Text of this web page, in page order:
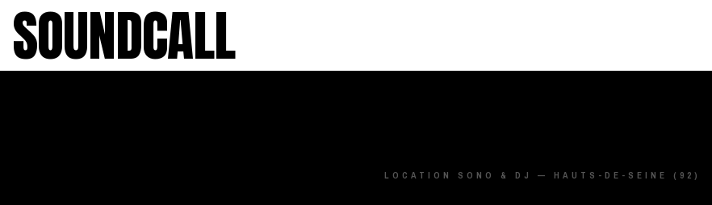
SOUNDCALL
LOCATION SONO & DJ — HAUTS-DE-SEINE (92)